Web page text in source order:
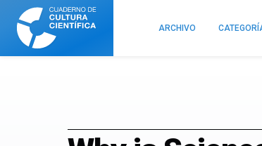
Cuaderno
Cultura
Científica
ARCHIVO